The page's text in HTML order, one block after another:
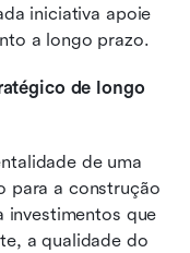
iniciativa apoie
a longo prazo.
de longo
de uma
para a construção
investimentos que
a qualidade do